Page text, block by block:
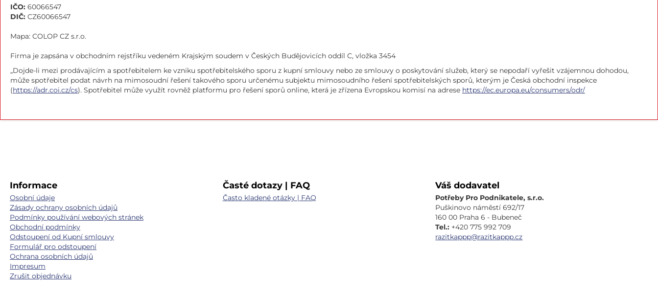
IČO: 60066547
DIČ: CZ60066547
Mapa: COLOP CZ s.r.o.
Firma je zapsána v obchodním rejstříku vedeném Krajským soudem v Českých Budějovicích oddíl C, vložka 3454
„Dojde-li mezi prodávajícím a spotřebitelem ke vzniku spotřebitelského sporu z kupní smlouvy nebo ze smlouvy o poskytování služeb, který se nepodaří vyřešit vzájemnou dohodou,
může spotřebitel podat návrh na mimosoudní řešení takového sporu určenému subjektu mimosoudního řešení spotřebitelských sporů, kterým je Česká obchodní inspekce
(https://adr.coi.cz/cs). Spotřebitel může využít rovněž platformu pro řešení sporů online, která je zřízena Evropskou komisí na adrese https://ec.europa.eu/consumers/odr/
Informace
Osobní údaje
Zásady ochrany osobních údajů
Podmínky používání webových stránek
Obchodní podmínky
Odstoupení od Kupní smlouvy
Formulář pro odstoupení
Ochrana osobních údajů
Impresum
Zrušit objednávku
Časté dotazy | FAQ
Často kladené otázky | FAQ
Váš dodavatel
Potřeby Pro Podnikatele, s.r.o.
Puškinovo náměstí 692/17
160 00 Praha 6 - Bubeneč
Tel.: +420 775 992 709
razitkappp@razitkappp.cz